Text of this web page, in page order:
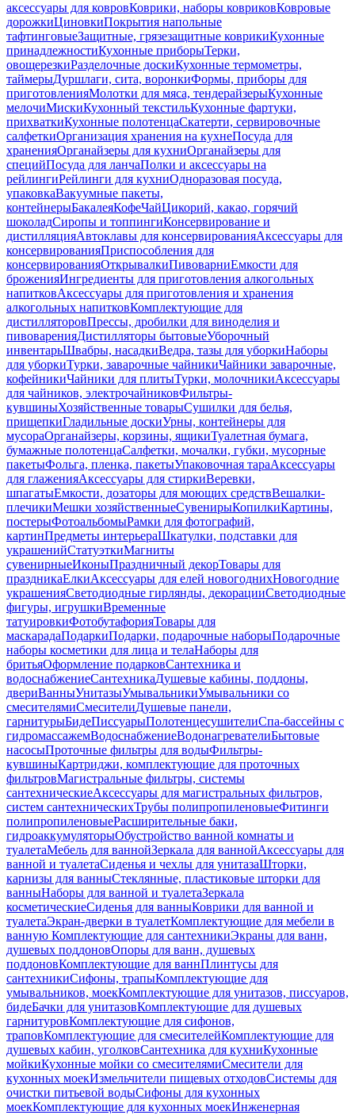
аксессуары для ковровКоврики, наборы ковриковКовровые
дорожкиЦиновкиПокрытия напольные
тафтинговыеЗащитные, грязезащитные коврикиКухонные
принадлежностиКухонные приборыТерки,
овощерезкиРазделочные доскиКухонные термометры,
таймерыДуршлаги, сита, воронкиФормы, приборы для
приготовленияМолотки для мяса, тендерайзерыКухонные
мелочиМискиКухонный текстильКухонные фартуки,
прихваткиКухонные полотенцаСкатерти, сервировочные
салфеткиОрганизация хранения на кухнеПосуда для
храненияОрганайзеры для кухниОрганайзеры для
специйПосуда для ланчаПолки и аксессуары на
рейлингиРейлинги для кухниОдноразовая посуда,
упаковкаВакуумные пакеты,
контейнерыБакалеяКофеЧайЦикорий, какао, горячий
шоколадСиропы и топпингиКонсервирование и
дистилляцияАвтоклавы для консервированияАксессуары для
консервированияПриспособления для
консервированияОткрывалкиПивоварниЕмкости для
броженияИнгредиенты для приготовления алкогольных
напитковАксессуары для приготовления и хранения
алкогольных напитковКомплектующие для
дистилляторовПрессы, дробилки для виноделия и
пивоваренияДистилляторы бытовыеУборочный
инвентарьШвабры, насадкиВедра, тазы для уборкиНаборы
для уборкиТурки, заварочные чайникиЧайники заварочные,
кофейникиЧайники для плитыТурки, молочникиАксессуары
для чайников, электрочайниковФильтры-
кувшиныХозяйственные товарыСушилки для белья,
прищепкиГладильные доскиУрны, контейнеры для
мусораОрганайзеры, корзины, ящикиТуалетная бумага,
бумажные полотенцаСалфетки, мочалки, губки, мусорные
пакетыФольга, пленка, пакетыУпаковочная тараАксессуары
для глаженияАксессуары для стиркиВеревки,
шпагатыЕмкости, дозаторы для моющих средствВешалки-
плечикиМешки хозяйственныеСувенирыКопилкиКартины,
постерыФотоальбомыРамки для фотографий,
картинПредметы интерьераШкатулки, подставки для
украшенийСтатуэткиМагниты
сувенирныеИконыПраздничный декорТовары для
праздникаЕлкиАксессуары для елей новогоднихНовогодние
украшенияСветодиодные гирлянды, декорацииСветодиодные
фигуры, игрушкиВременные
татуировкиФотобутафорияТовары для
маскарадаПодаркиПодарки, подарочные наборыПодарочные
наборы косметики для лица и телаНаборы для
бритьяОформление подарковСантехника и
водоснабжениеСантехникаДушевые кабины, поддоны,
двериВанныУнитазыУмывальникиУмывальники со
смесителямиСмесителиДушевые панели,
гарнитурыБидеПиссуарыПолотенцесушителиСпа-бассейны с
гидромассажемВодоснабжениеВодонагревателиБытовые
насосыПроточные фильтры для водыФильтры-
кувшиныКартриджи, комплектующие для проточных
фильтровМагистральные фильтры, системы
сантехническиеАксессуары для магистральных фильтров,
систем сантехническихТрубы полипропиленовыеФитинги
полипропиленовыеРасширительные баки,
гидроаккумуляторыОбустройство ванной комнаты и
туалетаМебель для ваннойЗеркала для ваннойАксессуары для
ванной и туалетаСиденья и чехлы для унитазаШторки,
карнизы для ванныСтеклянные, пластиковые шторки для
ванныНаборы для ванной и туалетаЗеркала
косметическиеСиденья для ванныКоврики для ванной и
туалетаЭкран-дверки в туалетКомплектующие для мебели в
ванную Комплектующие для сантехникиЭкраны для ванн,
душевых поддоновОпоры для ванн, душевых
поддоновКомплектующие для ваннПлинтусы для
сантехникиСифоны, трапыКомплектующие для
умывальников, моекКомплектующие для унитазов, писсуаров,
бидеБачки для унитазовКомплектующие для душевых
гарнитуровКомплектующие для сифонов,
траповКомплектующие для смесителейКомплектующие для
душевых кабин, уголковСантехника для кухниКухонные
мойкиКухонные мойки со смесителямиСмесители для
кухонных моекИзмельчители пищевых отходовСистемы для
очистки питьевой водыСифоны для кухонных
моекКомплектующие для кухонных моекИнженерная